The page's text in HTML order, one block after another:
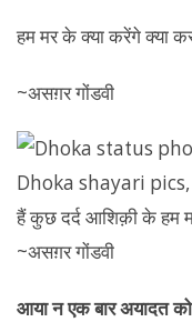
हम मर के क्या करेंगे क्या
~असग़र गोंडवी
आया न एक बार अयादत